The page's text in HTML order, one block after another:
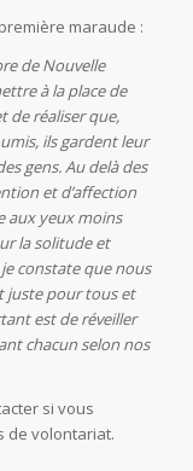
maraude :
de Nouvelle
à la place de
de réaliser que,
ils gardent leur
gens. Au delà des
et d’affection
aux yeux moins
la solitude et
constate que nous
juste pour tous et
est de réveiller
chacun selon nos
si vous
de volontariat.